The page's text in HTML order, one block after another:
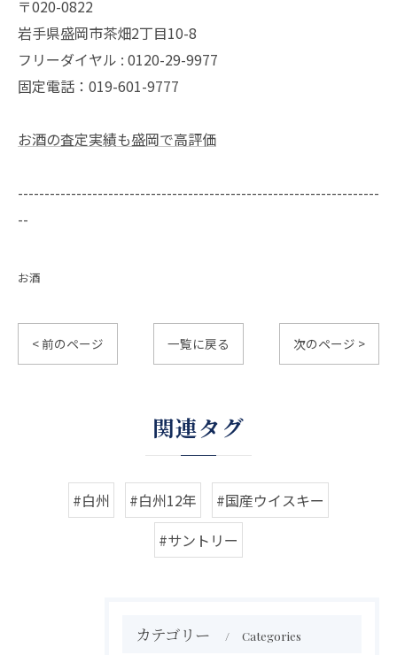
〒020-0822
岩手県盛岡市茶畑2丁目10-8
フリーダイヤル : 0120-29-9977
固定電話：019-601-9777
お酒の査定実績も盛岡で高評価
--------------------------------------------------------------------
--
お酒
< 前のページ 一覧に戻る 次のページ >
関連タグ
#白州 #白州12年
#国産ウイスキー
#サントリー
カテゴリー Categories